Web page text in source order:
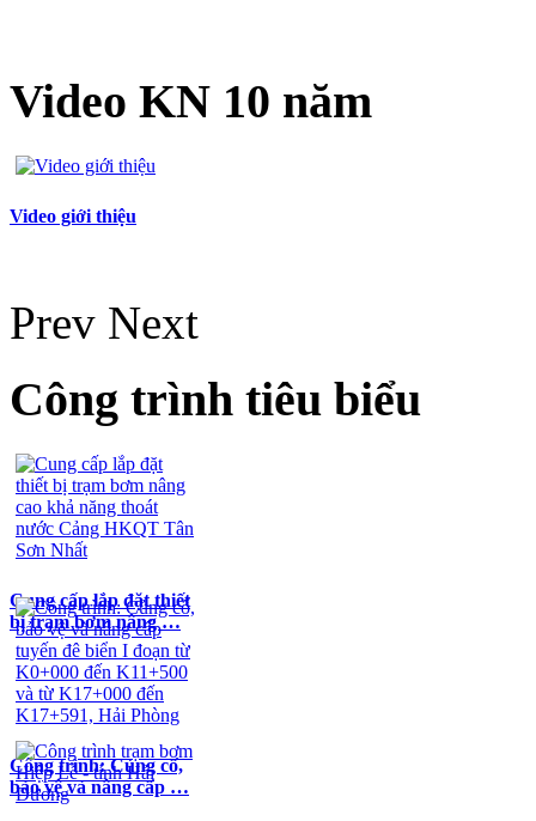
Video KN 10 năm
Video giới thiệu
Prev Next
Công trình tiêu biểu
Cung cấp lắp đặt thiết
bị trạm bơm nâng …
Công trình: Củng cố,
bảo vệ và nâng cấp …